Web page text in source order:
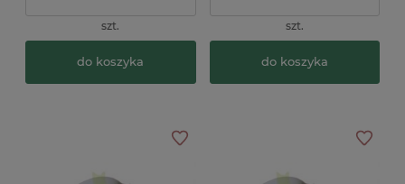
szt.
do koszyka
szt.
do koszyka